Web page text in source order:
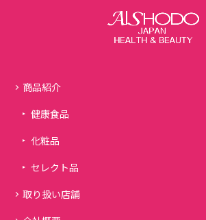
商品紹介
健康食品
化粧品
セレクト品
取り扱い店舗